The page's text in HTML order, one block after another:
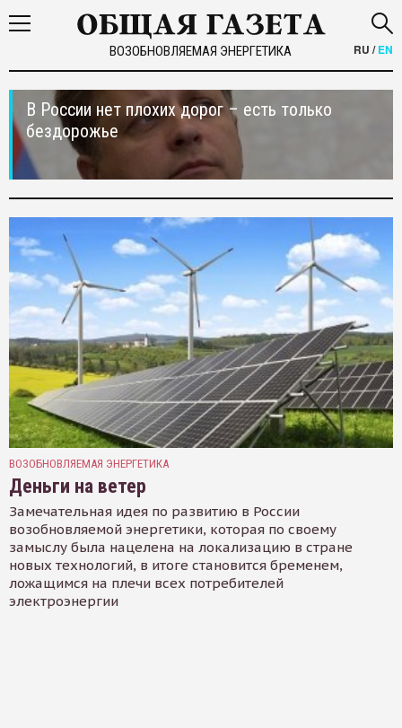
ВОЗОБНОВЛЯЕМАЯ ЭНЕРГЕТИКА RU /EN
В России нет плохих дорог – есть только
бездорожье
ВОЗОБНОВЛЯЕМАЯ ЭНЕРГЕТИКА
Деньги на ветер
Замечательная идея по развитию в России
возобновляемой энергетики, которая по своему
замыслу была нацелена на локализацию в стране
новых технологий, в итоге становится бременем,
ложащимся на плечи всех потребителей
электроэнергии